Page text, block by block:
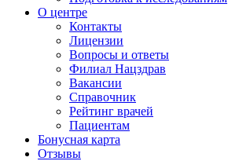
О центре
Контакты
Лицензии
Вопросы и ответы
Филиал Нацздрав
Вакансии
Справочник
Рейтинг врачей
Пациентам
Бонусная карта
Отзывы